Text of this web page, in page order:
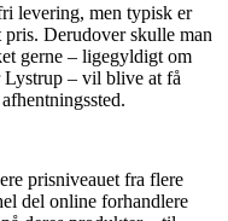
levering, men typisk er
pris. Derudover skulle man
gerne – ligegyldigt om
– vil blive at få
prisniveauet fra flere
del online forhandlere